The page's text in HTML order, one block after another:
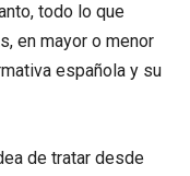
todo lo que
en mayor o menor
española y su
de tratar desde